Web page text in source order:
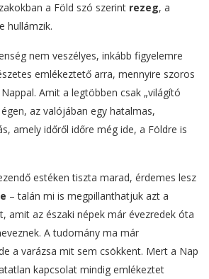
a Föld szó szerint rezeg, a
hullámzik.
nem veszélyes, inkább figyelemre
emlékeztető arra, mennyire szoros
Amit a legtöbben csak „világító
az valójában egy hatalmas,
amely időről időre még ide, a Földre is
estéken tiszta marad, érdemes lesz
– talán mi is megpillanthatjuk azt a
amit az északi népek már évezredek óta
A tudomány ma már
a varázsa mit sem csökkent. Mert a Nap
kapcsolat mindig emlékeztet